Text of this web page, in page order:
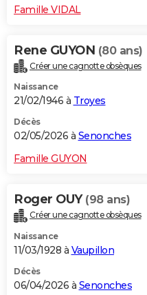
Famille VIDAL
Rene GUYON (80 ans)
Créer une cagnotte obsèques
Naissance
21/02/1946 à Troyes
Décès
02/05/2026 à Senonches
Famille GUYON
Roger OUY (98 ans)
Créer une cagnotte obsèques
Naissance
11/03/1928 à Vaupillon
Décès
06/04/2026 à Senonches